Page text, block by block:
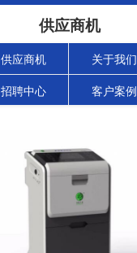
供应商机
供应商机 关于我们
招聘中心 客户案例